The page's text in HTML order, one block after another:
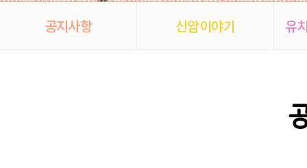
공지사항 신암이야기 유